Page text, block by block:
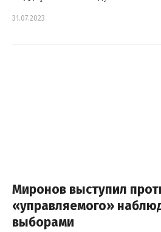
31.07.2023
Миронов выступил
«управляемого»
выборами